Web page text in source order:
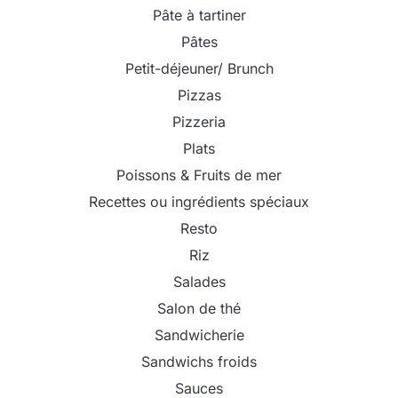
Pâte à tartiner
Pâtes
Petit-déjeuner/ Brunch
Pizzas
Pizzeria
Plats
Poissons & Fruits de mer
Recettes ou ingrédients spéciaux
Resto
Riz
Salades
Salon de thé
Sandwicherie
Sandwichs froids
Sauces